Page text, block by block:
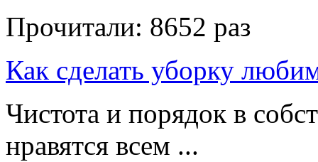
Прочитали: 8652 раз
Как сделать уборку
Чистота и порядок в
нравятся всем ...